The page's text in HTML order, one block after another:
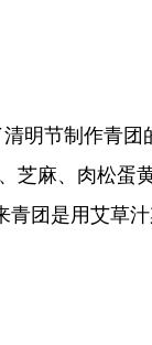
节制作青团
芝麻、肉松蛋
团是用艾草汁